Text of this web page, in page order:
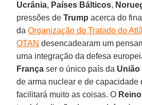
Ucrânia, Países Bálticos,
pressões deTrump acerca do
daOrganização do Tratado do
OTAN desencadearam um
uma integração da defesa
França ser o único país da União
de arma nuclear e de capacidade
facilitará muito as coisas. O